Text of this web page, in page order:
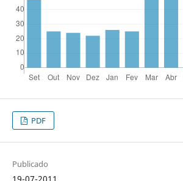
PDF
Publicado